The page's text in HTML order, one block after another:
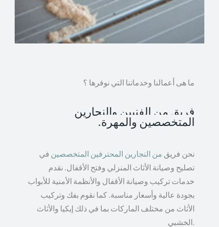
ما هى أعمالنا وخدماتنا التي نوفرها ؟
فريق من الفنيين والنجارين
المتخصصين والمهرة.
نحن فريق من النجارين المحترفين المتخصصين في
تصليح وصيانة الأثاث المنزلي وفتح الأقفال. نقدم
خدمات تركيب وصيانة الأقفال والأنظمة الأمنية للأبواب
بجودة عالية وأسعار مناسبة. كما نقوم بفك وتركيب
الأثاث من مختلف الماركات بما في ذلك إيكيا والأثاث
الخشبي.